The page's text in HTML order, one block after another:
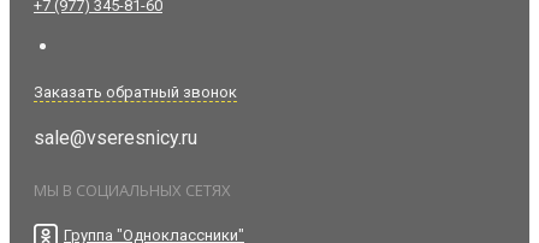
+7 (977) 345-81-60
Заказать обратный звонок
sale@vseresnicy.ru
МЫ В СОЦИАЛЬНЫХ СЕТЯХ
Группа "Одноклассники"